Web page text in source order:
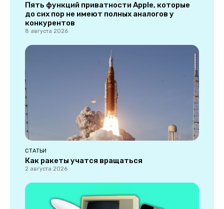
Пять функций приватности Apple, которые
до сих пор не имеют полных аналогов у
конкурентов
8 августа 2026
СТАТЬИ
Как ракеты учатся вращаться
2 августа 2026